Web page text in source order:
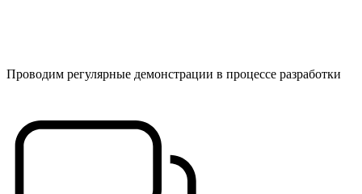
Проводим регулярные демонстрации в процессе разработки